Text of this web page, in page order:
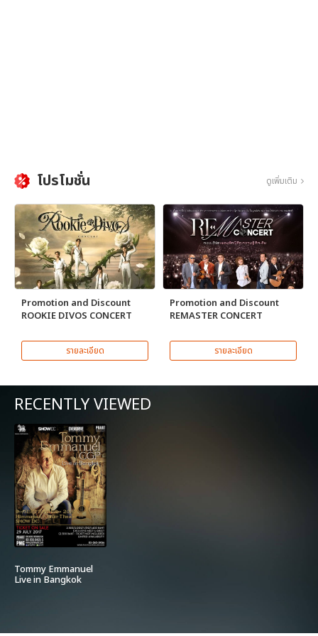
โปรโมชั่น ดูเพิ่มเติม
Promotion and Discount
ROOKIE DIVOS CONCERT
รายละเอียด
Promotion and Discount
REMASTER CONCERT
รายละเอียด
RECENTLY VIEWED
Tommy Emmanuel
Live in Bangkok